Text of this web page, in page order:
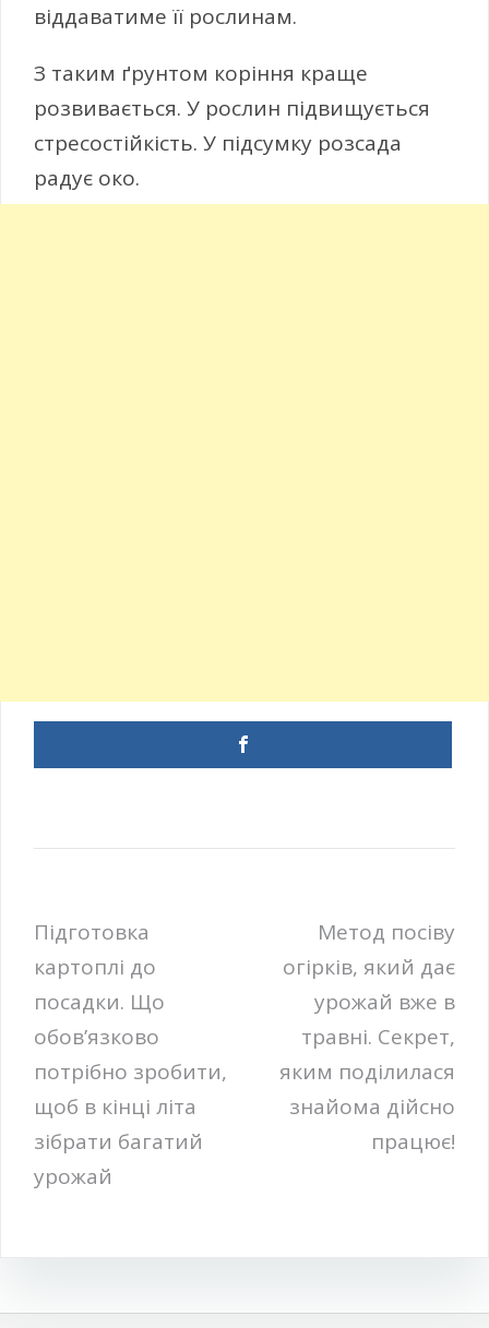
віддаватиме її рослинам.
З таким ґрунтом коріння краще
розвивається. У рослин підвищується
стресостійкість. У підсумку розсада
радує око.
Навігація
записів
Підготовка
картоплі до
посадки. Що
обов’язково
потрібно зробити,
щоб в кінці літа
зібрати багатий
урожай
Метод посіву
огірків, який дає
урожай вже в
травні. Секрет,
яким поділилася
знайома дійсно
працює!